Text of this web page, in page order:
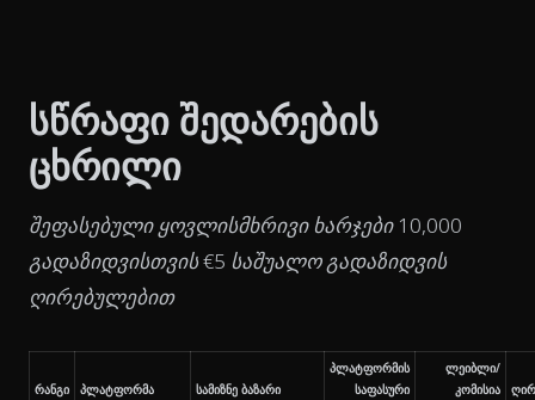
სწრაფი შედარების
ცხრილი
შეფასებული ყოვლისმხრივი ხარჯები 10,000
გადაზიდვისთვის €5 საშუალო გადაზიდვის
ღირებულებით
რანგი პლატფორმა სამიზნე ბაზარი
პლატფორმის
საფასური
ლეიბლი/
კომისია